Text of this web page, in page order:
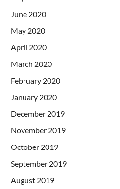
June 2020
May 2020
April 2020
March 2020
February 2020
January 2020
December 2019
November 2019
October 2019
September 2019
August 2019